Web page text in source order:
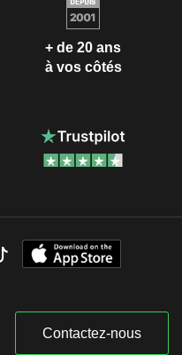
+ de 20 ans
à vos côtés
Contactez-nous